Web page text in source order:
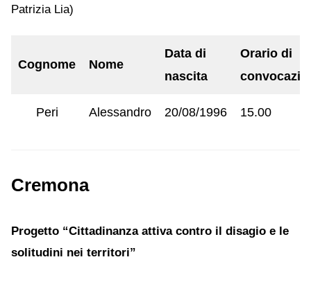
Patrizia Lia)
Cognome Nome
Data di
nascita
Orario di
Peri Alessandro 20/08/1996 15.00
Cremona
Progetto “Cittadinanza attiva contro il disagio e le
solitudini nei territori”